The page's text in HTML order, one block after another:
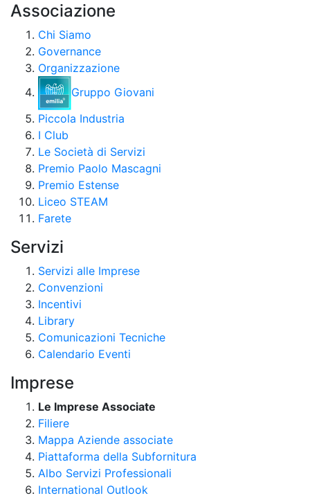
Associazione
Chi Siamo
Governance
Organizzazione
Gruppo Giovani
Piccola Industria
I Club
Le Società di Servizi
Premio Paolo Mascagni
Premio Estense
Liceo STEAM
Farete
Servizi
Servizi alle Imprese
Convenzioni
Incentivi
Library
Comunicazioni Tecniche
Calendario Eventi
Imprese
Le Imprese Associate
Filiere
Mappa Aziende associate
Piattaforma della Subfornitura
Albo Servizi Professionali
International Outlook